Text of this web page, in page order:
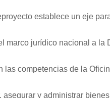
establece un eje
marco jurídico nacional a la
las competencias de la
asegurar y administrar